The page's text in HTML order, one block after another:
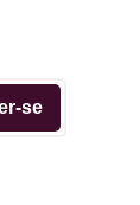
se